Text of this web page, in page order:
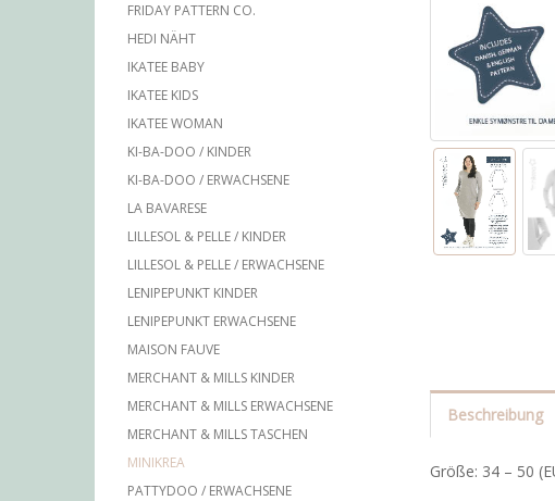
FRIDAY PATTERN CO.
HEDI NÄHT
IKATEE BABY
IKATEE KIDS
IKATEE WOMAN
KI-BA-DOO / KINDER
KI-BA-DOO / ERWACHSENE
LA BAVARESE
LILLESOL & PELLE / KINDER
LILLESOL & PELLE / ERWACHSENE
LENIPEPUNKT KINDER
LENIPEPUNKT ERWACHSENE
MAISON FAUVE
MERCHANT & MILLS KINDER
MERCHANT & MILLS ERWACHSENE
MERCHANT & MILLS TASCHEN
MINIKREA
PATTYDOO / ERWACHSENE
Beschreibung
Größe: 34 – 50